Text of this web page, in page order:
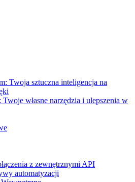
Twoja sztuczna inteligencja na
własne narzędzia i ulepszenia w
z zewnętrznymi API
automatyzacji